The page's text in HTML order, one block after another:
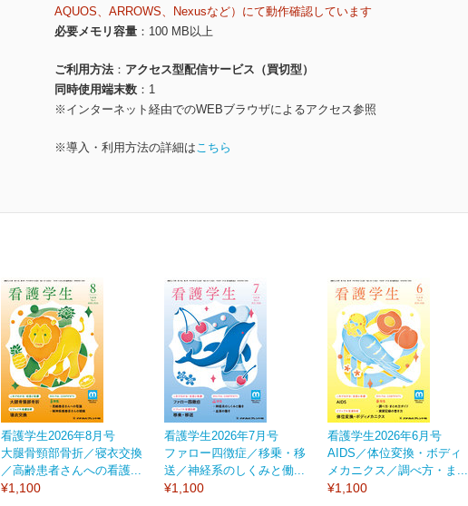
AQUOS、ARROWS、Nexusなど）にて動作確認しています
必要メモリ容量
100 MB以上
ご利用方法
アクセス型配信サービス（買切型）
同時使用端末数
1
※インターネット経由でのWEBブラウザによるアクセス参照
※導入・利用方法の詳細はこちら
看護学生2026年8月号
大腿骨頸部骨折／寝衣交換
／高齢患者さんへの看護...
¥1,100
看護学生2026年7月号
ファロー四徴症／移乗・移
送／神経系のしくみと働...
¥1,100
看護学生2026年6月号
AIDS／体位変換・ボディ
メカニクス／調べ方・ま...
¥1,100